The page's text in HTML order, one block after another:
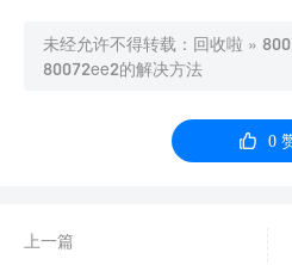
未经允许不得转载： 回收啦 »
80072ee2的解决方法
 0
上一篇